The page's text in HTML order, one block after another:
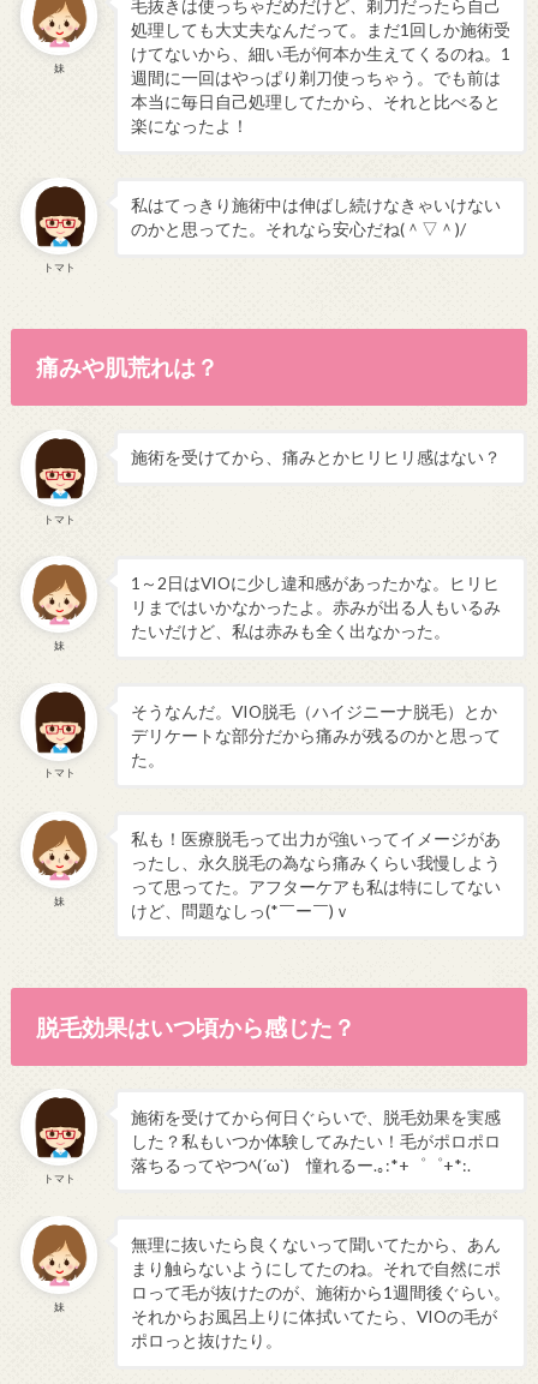
妹
毛抜きは使っちゃだめだけど、剃刀だったら自己
処理しても大丈夫なんだって。まだ1回しか施術受
けてないから、細い毛が何本か生えてくるのね。1
週間に一回はやっぱり剃刀使っちゃう。でも前は
本当に毎日自己処理してたから、それと比べると
楽になったよ！
トマト
私はてっきり施術中は伸ばし続けなきゃいけない
のかと思ってた。それなら安心だね(＾▽＾)/
痛みや肌荒れは？
トマト
施術を受けてから、痛みとかヒリヒリ感はない？
妹
1～2日はVIOに少し違和感があったかな。ヒリヒ
リまではいかなかったよ。赤みが出る人もいるみ
たいだけど、私は赤みも全く出なかった。
トマト
そうなんだ。VIO脱毛（ハイジニーナ脱毛）とか
デリケートな部分だから痛みが残るのかと思って
た。
妹
私も！医療脱毛って出力が強いってイメージがあ
ったし、永久脱毛の為なら痛みくらい我慢しよう
って思ってた。アフターケアも私は特にしてない
けど、問題なしっ(*￣ー￣)ｖ
脱毛効果はいつ頃から感じた？
トマト
施術を受けてから何日ぐらいで、脱毛効果を実感
した？私もいつか体験してみたい！毛がポロポロ
落ちるってやつﾍ(´ω`)ゞ憧れるー.｡:*+゜゜+*:.
妹
無理に抜いたら良くないって聞いてたから、あん
まり触らないようにしてたのね。それで自然にポ
ロって毛が抜けたのが、施術から1週間後ぐらい。
それからお風呂上りに体拭いてたら、VIOの毛が
ポロっと抜けたり。